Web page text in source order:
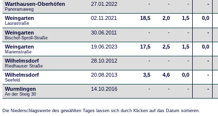
Warthausen-Oberhöfen
Panoramaweg
27.01.2022 - - - -
Weingarten
Laurastraße
02.11.2021 18,5 2,0 1,5 0,0
Weingarten
Bischof-Sproll-Straße
30.06.2011 - - - -
Weingarten
Marienstraße
19.06.2023 17,5 2,5 1,5 0,0
Wilhelmsdorf
Riedhauser Straße
28.10.2012 - - - -
Wilhelmsdorf
Seefeld
20.08.2013 3,5 4,6 0,0 -
Wurmlingen
An der Steig 30
14.10.2016 - - - -
Die Niederschlagswerte des gewählten Tages lassen sich durch Klicken auf das Datum sortieren.